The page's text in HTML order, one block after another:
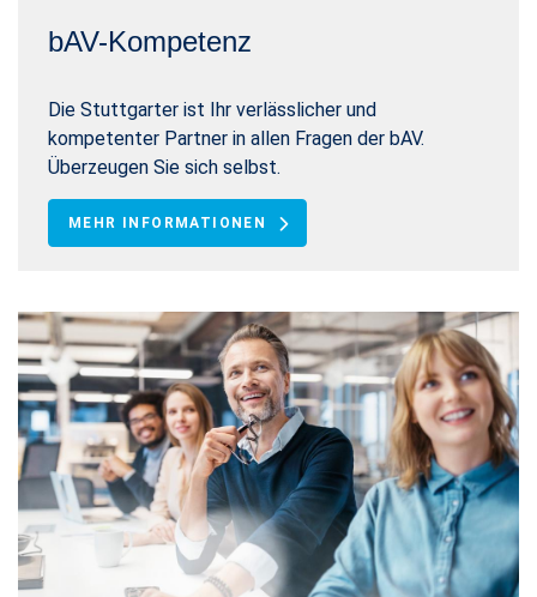
bAV-Kompetenz
Die Stuttgarter ist Ihr verlässlicher und
kompetenter Partner in allen Fragen der bAV.
Überzeugen Sie sich selbst.
MEHR INFORMATIONEN